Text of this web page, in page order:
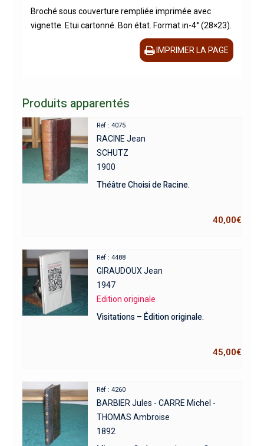
Broché sous couverture rempliée imprimée avec
vignette. Etui cartonné. Bon état. Format in-4° (28×23).
IMPRIMER LA PAGE
Produits apparentés
Réf : 4075
RACINE Jean
SCHUTZ
1900
Théâtre Choisi de Racine.
40,00€
Réf : 4488
GIRAUDOUX Jean
1947
Edition originale
Visitations – Édition originale.
45,00€
Réf : 4260
BARBIER Jules - CARRE Michel -
THOMAS Ambroise
1892